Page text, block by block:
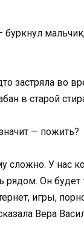
застряла во
в старой
— пожить?
сложно. У нас
рядом. Он будет
игры,
Вера